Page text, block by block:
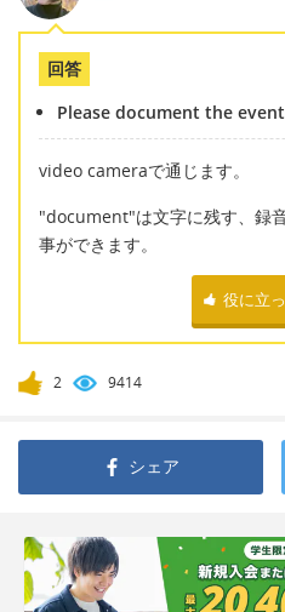
回答
Please document the
video cameraで通じます。
"document"は文字に残す、録
事ができます。
役に立
2 9414
シェア